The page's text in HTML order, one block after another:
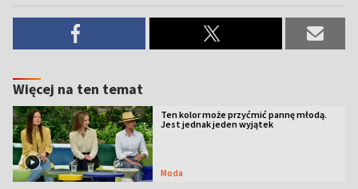
Więcej na ten temat
Ten kolor może przyćmić pannę młodą.
Jest jednak jeden wyjątek
Moda